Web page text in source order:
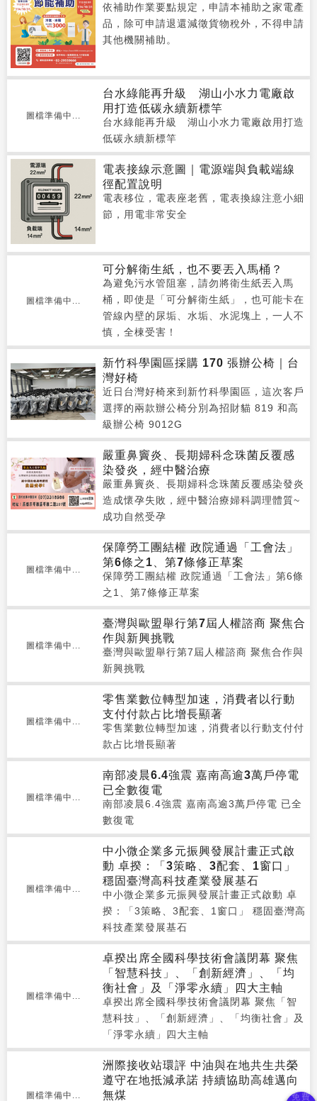
依補助作業要點規定，申請本補助之家電產
品，除可申請退還減徵貨物稅外，不得申請
其他機關補助。
圖檔準備中...
台水綠能再升級 湖山小水力電廠啟
用打造低碳永續新標竿
台水綠能再升級 湖山小水力電廠啟用打造
低碳永續新標竿
電表接線示意圖｜電源端與負載端線
徑配置說明
電表移位，電表座老舊，電表換線注意小細
節，用電非常安全
圖檔準備中...
可分解衛生紙，也不要丟入馬桶？
為避免污水管阻塞，請勿將衛生紙丟入馬
桶，即使是「可分解衛生紙」，也可能卡在
管線內壁的尿垢、水垢、水泥塊上，一人不
慎，全棟受害！
新竹科學園區採購 170 張辦公椅｜台
灣好椅
近日台灣好椅來到新竹科學園區，這次客戶
選擇的兩款辦公椅分別為招財貓 819 和高
級辦公椅 9012G
嚴重鼻竇炎、長期婦科念珠菌反覆感
染發炎，經中醫治療
嚴重鼻竇炎、長期婦科念珠菌反覆感染發炎
造成懷孕失敗，經中醫治療婦科調理體質~
成功自然受孕
圖檔準備中...
保障勞工團結權 政院通過「工會法」
第6條之1、第7條修正草案
保障勞工團結權 政院通過「工會法」第6條
之1、第7條修正草案
圖檔準備中...
臺灣與歐盟舉行第7屆人權諮商 聚焦合
作與新興挑戰
臺灣與歐盟舉行第7屆人權諮商 聚焦合作與
新興挑戰
圖檔準備中...
零售業數位轉型加速，消費者以行動
支付付款占比增長顯著
零售業數位轉型加速，消費者以行動支付付
款占比增長顯著
圖檔準備中...
南部凌晨6.4強震 嘉南高逾3萬戶停電
已全數復電
南部凌晨6.4強震 嘉南高逾3萬戶停電 已全
數復電
圖檔準備中...
中小微企業多元振興發展計畫正式啟
動 卓揆：「3策略、3配套、1窗口」
穩固臺灣高科技產業發展基石
中小微企業多元振興發展計畫正式啟動 卓
揆：「3策略、3配套、1窗口」 穩固臺灣高
科技產業發展基石
圖檔準備中...
卓揆出席全國科學技術會議閉幕 聚焦
「智慧科技」、「創新經濟」、「均
衡社會」及「淨零永續」四大主軸
卓揆出席全國科學技術會議閉幕 聚焦「智
慧科技」、「創新經濟」、「均衡社會」及
「淨零永續」四大主軸
圖檔準備中...
洲際接收站環評 中油與在地共生共榮
遵守在地抵減承諾 持續協助高雄邁向
無煤